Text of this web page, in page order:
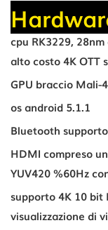
cpu RK3229,
alto costo 4K OTT
GPU braccio Mali-
os android 5.1.1
Bluetooth
HDMI compreso
YUV420 %60Hz
supporto 4K 10 bit
visualizzazione di